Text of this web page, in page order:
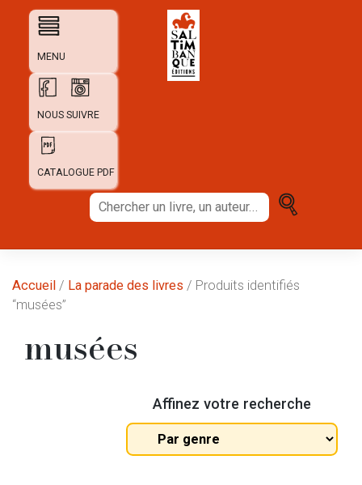
MENU
NOUS SUIVRE
CATALOGUE PDF
Chercher
un
auteur...
Accueil / La parade des livres / Produits identifiés
“musées”
musées
Affinez votre recherche
Tous
les